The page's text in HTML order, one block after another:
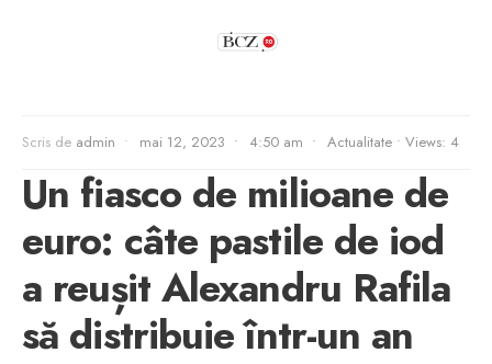
Scris de admin • mai 12, 2023 • 4:50 am • Actualitate • Views: 4
Un fiasco de milioane de
euro: câte pastile de iod
a reușit Alexandru Rafila
să distribuie într-un an